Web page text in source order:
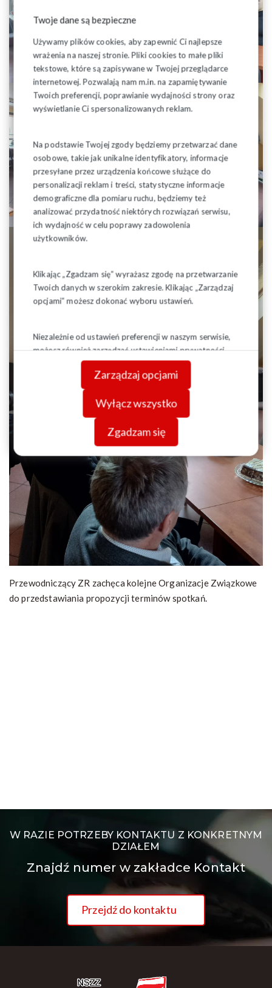
Twoje dane są bezpieczne
Używamy plików cookies, aby zapewnić Ci najlepsze
wrażenia na naszej stronie. Pliki cookies to małe pliki
tekstowe, które są zapisywane w Twojej przeglądarce
internetowej. Pozwalają nam m.in. na zapamiętywanie
Twoich preferencji, poprawianie wydajności strony oraz
wyświetlanie Ci spersonalizowanych reklam.
Na podstawie Twojej zgody będziemy przetwarzać dane
osobowe, takie jak unikalne identyfikatory, informacje
przesyłane przez urządzenia końcowe służące do
personalizacji reklam i treści, statystyczne informacje
demograficzne dla pomiaru ruchu, będziemy też
analizować przydatność niektórych rozwiązań serwisu,
ich wydajność w celu poprawy zadowolenia
użytkowników.
Klikając „Zgadzam się” wyrażasz zgodę na przetwarzanie
Twoich danych w szerokim zakresie. Klikając „Zarządzaj
opcjami” możesz dokonać wyboru ustawień.
Niezależnie od ustawień preferencji w naszym serwisie,
możesz również zarządzać ustawieniami prywatności
swojej przeglądarki. Więcej informacji o przetwarzaniu
danych znajdziesz wPolityce prywatności.
Zarządzaj opcjami
Wyłącz wszystko
Zgadzam się
Przewodniczący ZR zachęca kolejne Organizacje Związkowe
do przedstawiania propozycji terminów spotkań.
W RAZIE POTRZEBY KONTAKTU Z KONKRETNYM
DZIAŁEM
Znajdź numer w zakładce Kontakt
Przejdź do kontaktu